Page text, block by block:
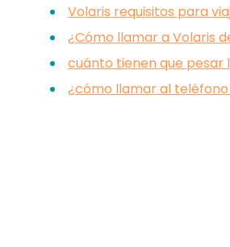
Volaris requisitos para
¿Cómo llamar a Volaris
cuánto tienen que pesar
¿cómo llamar al